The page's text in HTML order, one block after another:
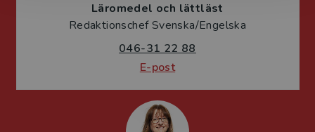
Läromedel och lättläst
Redaktionschef Svenska/Engelska
046-31 22 88
E-post